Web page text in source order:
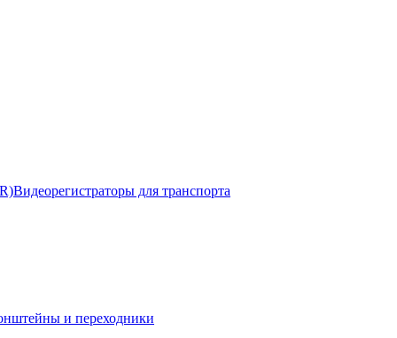
Видеорегистраторы для транспорта
и переходники